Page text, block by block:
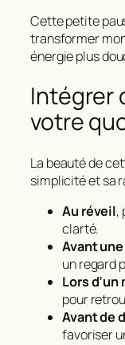
Cette petite
transformer
énergie plus
Intégrer
votre
La beauté de
simplicité et sa
Au réveil,
clarté.
Avant
un regard
Lors
pour
Avant de
favoriser